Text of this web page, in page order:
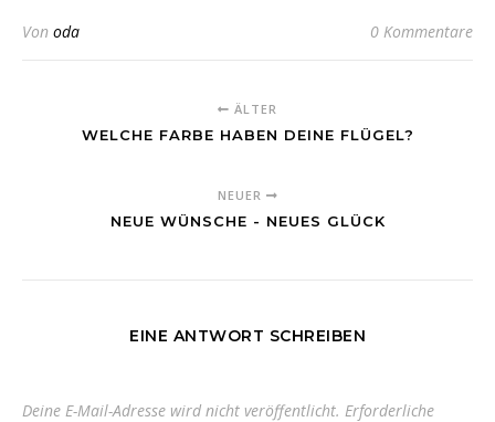
Von oda 0 Kommentare
ÄLTER
WELCHE FARBE HABEN DEINE FLÜGEL?
NEUER
NEUE WÜNSCHE - NEUES GLÜCK
EINE ANTWORT SCHREIBEN
Deine E-Mail-Adresse wird nicht veröffentlicht. Erforderliche